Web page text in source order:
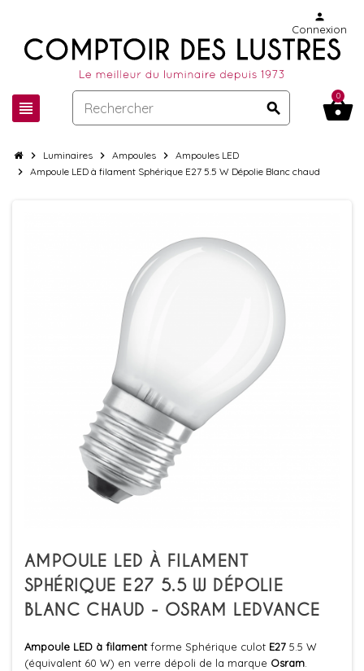
view_headline search
person
Connexion
shopping_basket
0
chevron_right Luminaires chevron_right Ampoules chevron_right Ampoules LED
chevron_right Ampoule LED à filament Sphérique E27 5.5 W Dépolie Blanc chaud
AMPOULE LED À FILAMENT
SPHÉRIQUE E27 5.5 W DÉPOLIE
BLANC CHAUD - OSRAM LEDVANCE
Ampoule LED à filamentforme Sphérique culot E27 5.5 W
(équivalent 60 W) en verre dépoli de la marque Osram